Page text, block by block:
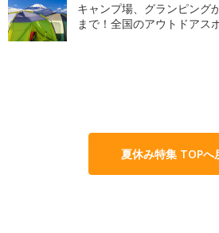
キャンプ場、グランピング
まで！全国のアウトドアス
夏休み特集 TOPへ